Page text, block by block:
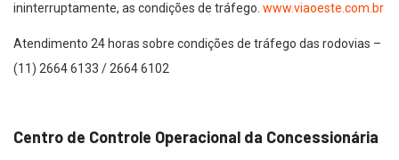
ininterruptamente, as condições de tráfego. www.viaoeste.com.br
Atendimento 24 horas sobre condições de tráfego das rodovias –
(11) 2664 6133 / 2664 6102
Centro de Controle Operacional da Concessionária